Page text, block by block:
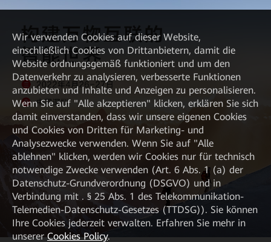
Wir verwenden Cookies auf dieser Website,
einschließlich Cookies von Drittanbietern, damit die
Website ordnungsgemäß funktioniert und um den
Datenverkehr zu analysieren, verbesserte Funktionen
anzubieten und Inhalte und Anzeigen zu personalisieren.
Wenn Sie auf "Alle akzeptieren" klicken, erklären Sie sich
damit einverstanden, dass wir unsere eigenen Cookies
und Cookies von Dritten für Marketing- und
Analysezwecke verwenden. Wenn Sie auf "Alle
ablehnen" klicken, werden wir Cookies nur für technisch
notwendige Zwecke verwenden (Art. 6 Abs. 1 (a) der
Datenschutz-Grundverordnung (DSGVO) und in
Verbindung mit . § 25 Abs. 1 des Telekommunikation-
Telemedien-Datenschutz-Gesetzes (TTDSG)). Sie können
Ihre Cookies jederzeit verwalten. Erfahren Sie mehr in
unsererCookies Policy.